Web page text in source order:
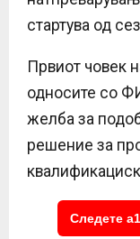
стартува од
Првиот човек
односите со
желба за
решение за
Следете